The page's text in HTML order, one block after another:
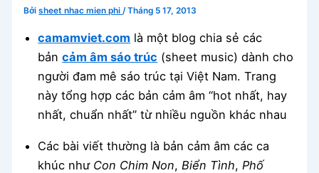
Bởisheet nhac mien phi/Tháng 5 17, 2013
camamviet.com là một blog chia sẻ các
bảncảm âm sáo trúc (sheet music) dành cho
người đam mê sáo trúc tại Việt Nam. Trang
này tổng hợp các bản cảm âm “hot nhất, hay
nhất, chuẩn nhất” từ nhiều nguồn khác nhau
Các bài viết thường là bản cảm âm các ca
khúc như Con Chim Non, Biển Tình, Phố